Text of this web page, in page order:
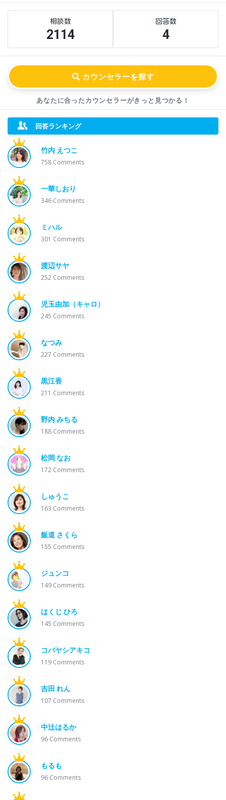
Sidebar
2114 4
あなたに合ったカウンセラーがきっと見つかる！
回答ランキング
竹内 えつこ
758 Comments
一華しおり
346 Comments
ミハル
301 Comments
渡辺サヤ
252 Comments
児玉由加（キャロ）
245 Comments
なつみ
227 Comments
黒江香
211 Comments
野内 みちる
188 Comments
松岡 なお
172 Comments
しゅうこ
163 Comments
飯道 さくら
155 Comments
ジュンコ
149 Comments
はくじ ひろ
145 Comments
コバヤシアキコ
119 Comments
吉田 れん
107 Comments
中辻はるか
96 Comments
もるも
96 Comments